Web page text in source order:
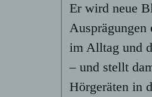
Er wird neue
im Alltag und
– und stellt
Hörgeräten in